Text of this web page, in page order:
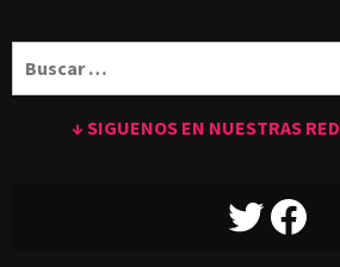
↓ SIGUENOS EN NUESTRAS
TWITTERFACEBOOK